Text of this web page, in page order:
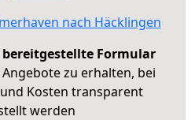
nach Häcklingen
Formular
zu erhalten, bei
Kosten transparent
werden